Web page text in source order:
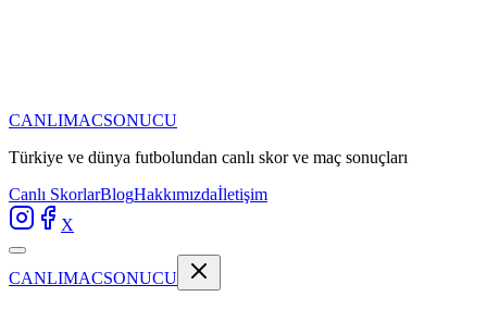
CANLIMACSONUCU
Türkiye ve dünya futbolundan canlı skor ve maç sonuçları
Canlı SkorlarBlogHakkımızdaİletişim
X
CANLIMACSONUCU